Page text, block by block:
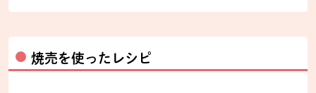
焼売を使ったレシピ